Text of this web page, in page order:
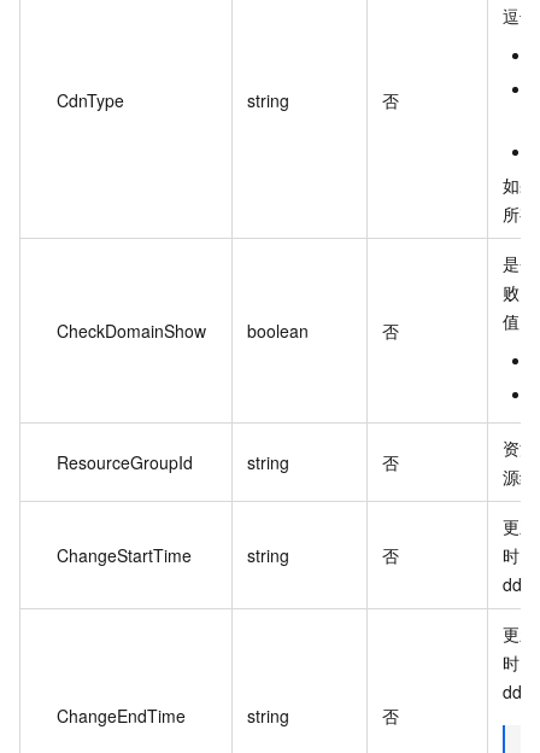
CdnType string 否
逗
如
所
CheckDomainShow boolean 否
是
败
值：
ResourceGroupId string 否
资
源
ChangeStartTime string 否
更
时
ChangeEndTime string 否
更
时